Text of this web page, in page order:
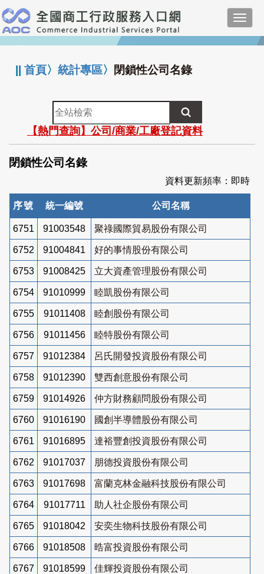
跳
到
主
要
:::
||首頁〉統計專區〉 閉鎖性公司名錄
全
站
檢
索
【熱門查詢】公司/商業/工廠登記資料
閉鎖性公司名錄
資料更新頻率：即時
序號 統一編號 公司名稱
6751 91003548 聚祿國際貿易股份有限公司
6752 91004841 好的事情股份有限公司
6753 91008425 立大資產管理股份有限公司
6754 91010999 睦凱股份有限公司
6755 91011408 睦創股份有限公司
6756 91011456 睦特股份有限公司
6757 91012384 呂氏開發投資股份有限公司
6758 91012390 雙西創意股份有限公司
6759 91014926 仲方財務顧問股份有限公司
6760 91016190 國創半導體股份有限公司
6761 91016895 達裕豐創投資股份有限公司
6762 91017037 朋德投資股份有限公司
6763 91017698 富蘭克林金融科技股份有限公司
6764 91017711 助人社企股份有限公司
6765 91018042 安奕生物科技股份有限公司
6766 91018508 晧富投資股份有限公司
6767 91018599 佳輝投資股份有限公司